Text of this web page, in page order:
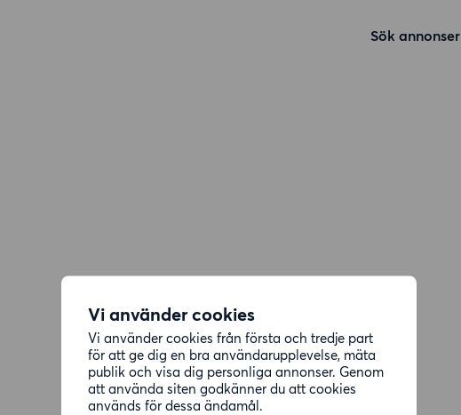
Vi använder cookies
Vi använder cookies från första och tredje part
för att ge dig en bra användarupplevelse, mäta
publik och visa dig personliga annonser. Genom
att använda siten godkänner du att cookies
används för dessa ändamål.
Sök annonser